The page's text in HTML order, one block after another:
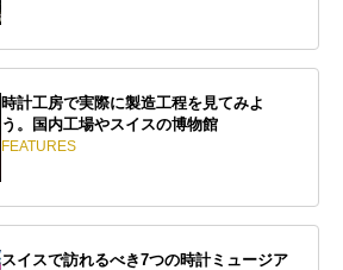
時計工房で実際に製造工程を見てみよ
う。国内工場やスイスの博物館
FEATURES
スイスで訪れるべき7つの時計ミュージア